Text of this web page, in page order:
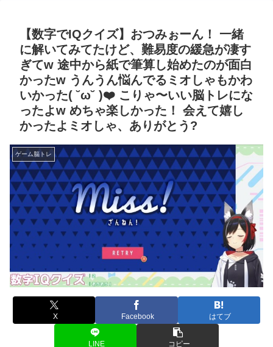
【数字でIQクイズ】おつみぉーん！ 一緒
に解いてみてたけど、難易度の緩急が凄す
ぎてw 途中から紙で筆算し始めたのが面白
かったw うんうん悩んでるミオしゃもかわ
いかった( ˘ω˘ )❤️ こりゃ〜いい脳トレにな
ったよw めちゃ楽しかった！ 会えて嬉し
かったよミオしゃ、ありがとう?
ゲーム脳トレ
X Facebook はてブ
LINE コピー